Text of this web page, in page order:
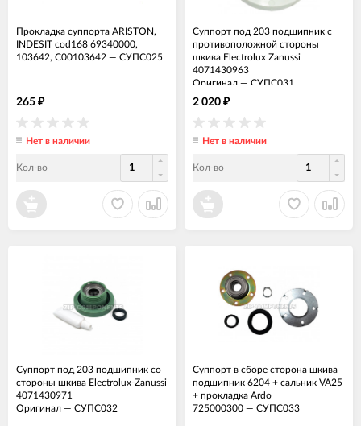
Прокладка суппорта ARISTON,
INDESIT cod168 69340000,
103642, C00103642 — СУПС025
265 ₽
Нет в наличии
Кол-во
Суппорт под 203 подшипник с
противоположной стороны
шкива Electrolux Zanussi
4071430963
Оригинал — СУПС031
2 020 ₽
Нет в наличии
Кол-во
Суппорт под 203 подшипник со
стороны шкива Electrolux-Zanussi
4071430971
Оригинал — СУПС032
Суппорт в сборе сторона шкива
подшипник 6204 + сальник VA25
+ прокладка Ardo
725000300 — СУПС033